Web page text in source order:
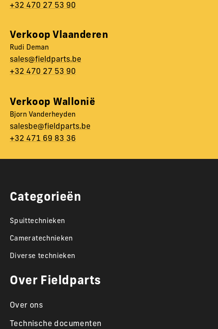
+32 470 27 53 90
Verkoop Vlaanderen
Rudi Deman
sales@fieldparts.be
+32 470 27 53 90
Verkoop Wallonië
Bjorn Vanderheyden
salesbe@fieldparts.be
+32 471 69 83 36
Categorieën
Spuittechnieken
Cameratechnieken
Diverse technieken
Over Fieldparts
Over ons
Technische documenten